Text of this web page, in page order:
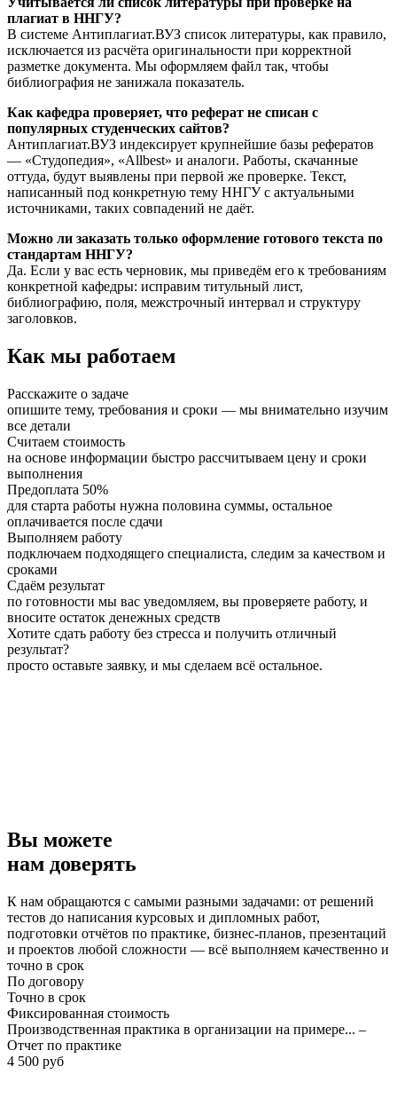
плагиат в ННГУ?
В системе Антиплагиат.ВУЗ список литературы, как правило,
исключается из расчёта оригинальности при корректной
разметке документа. Мы оформляем файл так, чтобы
библиография не занижала показатель.
Как кафедра проверяет, что реферат не списан с
популярных студенческих сайтов?
Антиплагиат.ВУЗ индексирует крупнейшие базы рефератов
— «Студопедия», «Allbest» и аналоги. Работы, скачанные
оттуда, будут выявлены при первой же проверке. Текст,
написанный под конкретную тему ННГУ с актуальными
источниками, таких совпадений не даёт.
Можно ли заказать только оформление готового текста по
стандартам ННГУ?
Да. Если у вас есть черновик, мы приведём его к требованиям
конкретной кафедры: исправим титульный лист,
библиографию, поля, межстрочный интервал и структуру
заголовков.
Как мы работаем
Расскажите о задаче
опишите тему, требования и сроки — мы внимательно изучим
все детали
Считаем стоимость
на основе информации быстро рассчитываем цену и сроки
выполнения
Предоплата 50%
для старта работы нужна половина суммы, остальное
оплачивается после сдачи
Выполняем работу
подключаем подходящего специалиста, следим за качеством и
сроками
Сдаём результат
по готовности мы вас уведомляем, вы проверяете работу, и
вносите остаток денежных средств
Хотите сдать работу без стресса и получить отличный
результат?
просто оставьте заявку, и мы сделаем всё остальное.
Вы можете
нам доверять
К нам обращаются с самыми разными задачами: от решений
тестов до написания курсовых и дипломных работ,
подготовки отчётов по практике, бизнес-планов, презентаций
и проектов любой сложности — всё выполняем качественно и
точно в срок
По договору
Точно в срок
Фиксированная стоимость
Производственная практика в организации на примере... –
Отчет по практике
4 500 руб